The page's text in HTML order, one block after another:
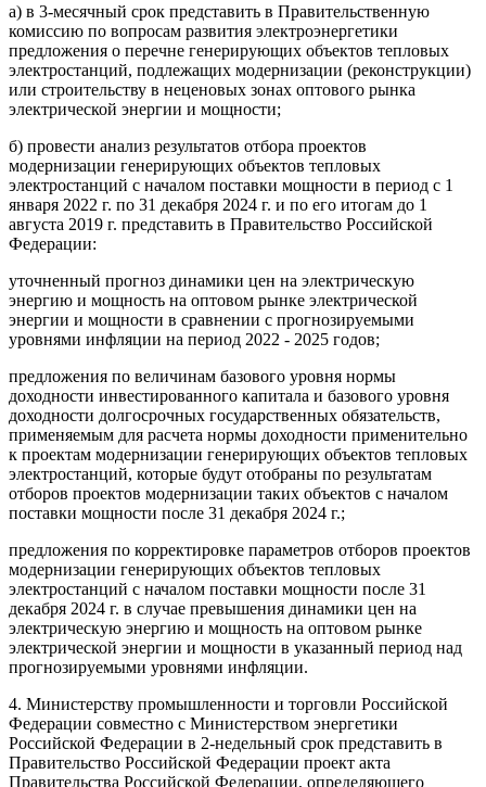
а) в 3-месячный срок представить в Правительственную
комиссию по вопросам развития электроэнергетики
предложения о перечне генерирующих объектов тепловых
электростанций, подлежащих модернизации (реконструкции)
или строительству в неценовых зонах оптового рынка
электрической энергии и мощности;
б) провести анализ результатов отбора проектов
модернизации генерирующих объектов тепловых
электростанций с началом поставки мощности в период с 1
января 2022 г. по 31 декабря 2024 г. и по его итогам до 1
августа 2019 г. представить в Правительство Российской
Федерации:
уточненный прогноз динамики цен на электрическую
энергию и мощность на оптовом рынке электрической
энергии и мощности в сравнении с прогнозируемыми
уровнями инфляции на период 2022 - 2025 годов;
предложения по величинам базового уровня нормы
доходности инвестированного капитала и базового уровня
доходности долгосрочных государственных обязательств,
применяемым для расчета нормы доходности применительно
к проектам модернизации генерирующих объектов тепловых
электростанций, которые будут отобраны по результатам
отборов проектов модернизации таких объектов с началом
поставки мощности после 31 декабря 2024 г.;
предложения по корректировке параметров отборов проектов
модернизации генерирующих объектов тепловых
электростанций с началом поставки мощности после 31
декабря 2024 г. в случае превышения динамики цен на
электрическую энергию и мощность на оптовом рынке
электрической энергии и мощности в указанный период над
прогнозируемыми уровнями инфляции.
4. Министерству промышленности и торговли Российской
Федерации совместно с Министерством энергетики
Российской Федерации в 2-недельный срок представить в
Правительство Российской Федерации проект акта
Правительства Российской Федерации, определяющего